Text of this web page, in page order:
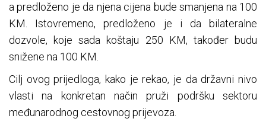
a predloženo je da njena cijena bude smanjena na 100
KM. Istovremeno, predloženo je i da bilateralne
dozvole, koje sada koštaju 250 KM, također budu
snižene na 100 KM.
Cilj ovog prijedloga, kako je rekao, je da državni nivo
vlasti na konkretan način pruži podršku sektoru
međunarodnog cestovnog prijevoza.